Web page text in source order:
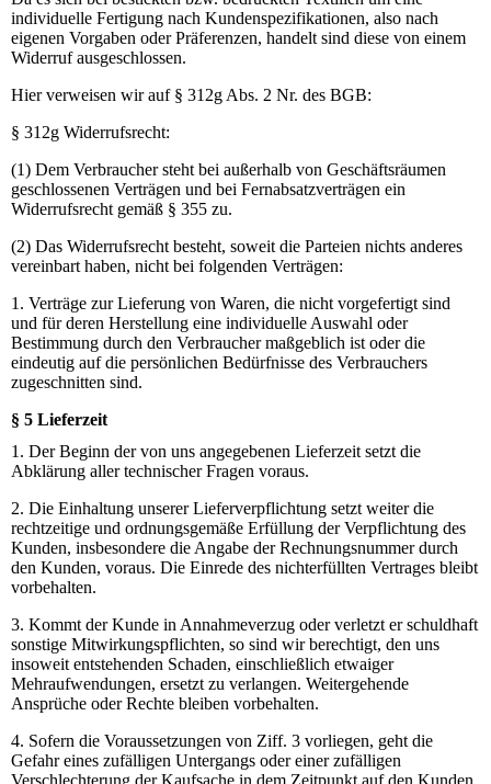
individuelle Fertigung nach Kundenspezifikationen, also nach
eigenen Vorgaben oder Präferenzen, handelt sind diese von einem
Widerruf ausgeschlossen.
Hier verweisen wir auf § 312g Abs. 2 Nr. des BGB:
§ 312g Widerrufsrecht:
(1) Dem Verbraucher steht bei außerhalb von Geschäftsräumen
geschlossenen Verträgen und bei Fernabsatzverträgen ein
Widerrufsrecht gemäß § 355 zu.
(2) Das Widerrufsrecht besteht, soweit die Parteien nichts anderes
vereinbart haben, nicht bei folgenden Verträgen:
1. Verträge zur Lieferung von Waren, die nicht vorgefertigt sind
und für deren Herstellung eine individuelle Auswahl oder
Bestimmung durch den Verbraucher maßgeblich ist oder die
eindeutig auf die persönlichen Bedürfnisse des Verbrauchers
zugeschnitten sind.
§ 5 Lieferzeit
1. Der Beginn der von uns angegebenen Lieferzeit setzt die
Abklärung aller technischer Fragen voraus.
2. Die Einhaltung unserer Lieferverpflichtung setzt weiter die
rechtzeitige und ordnungsgemäße Erfüllung der Verpflichtung des
Kunden, insbesondere die Angabe der Rechnungsnummer durch
den Kunden, voraus. Die Einrede des nichterfüllten Vertrages bleibt
vorbehalten.
3. Kommt der Kunde in Annahmeverzug oder verletzt er schuldhaft
sonstige Mitwirkungspflichten, so sind wir berechtigt, den uns
insoweit entstehenden Schaden, einschließlich etwaiger
Mehraufwendungen, ersetzt zu verlangen. Weitergehende
Ansprüche oder Rechte bleiben vorbehalten.
4. Sofern die Voraussetzungen von Ziff. 3 vorliegen, geht die
Gefahr eines zufälligen Untergangs oder einer zufälligen